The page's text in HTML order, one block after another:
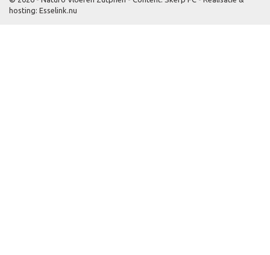
hosting: Esselink.nu